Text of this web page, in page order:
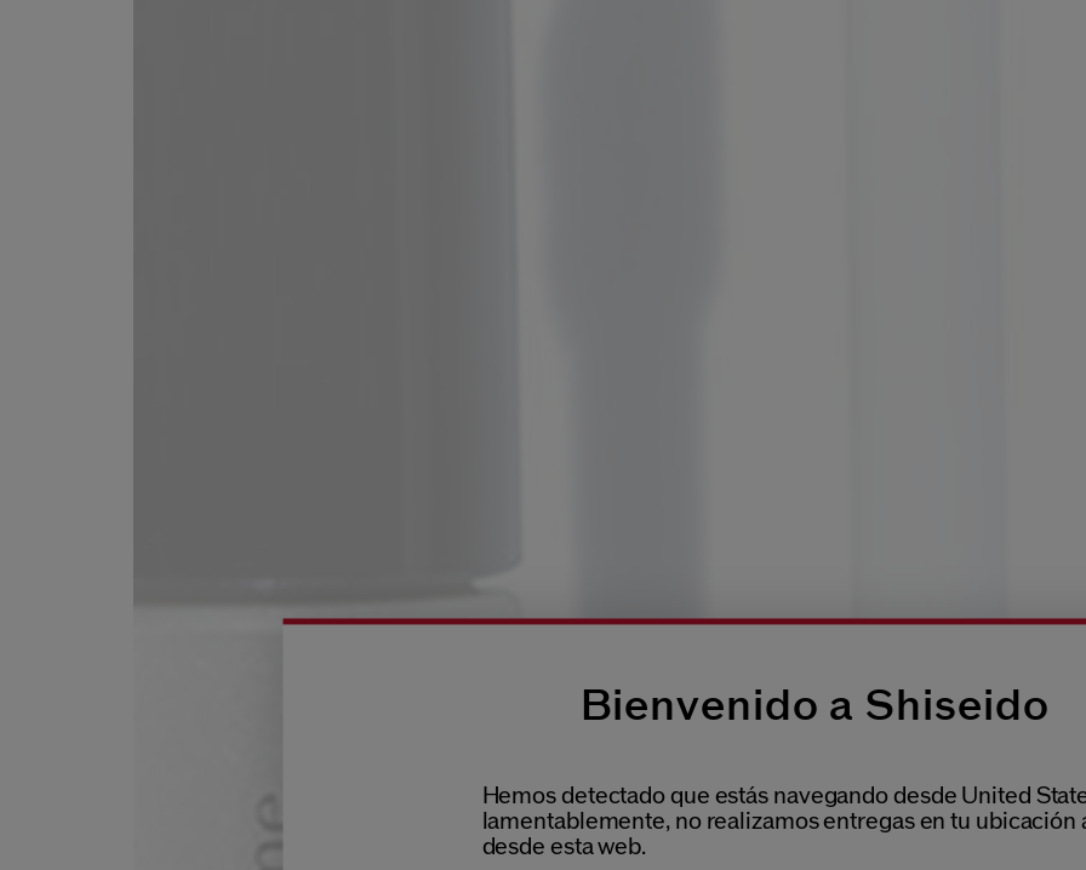
Bienvenido a Shiseido
Hemos detectado que estás navegando desde United
lamentablemente, no realizamos entregas en tu ubicación
desde esta web.